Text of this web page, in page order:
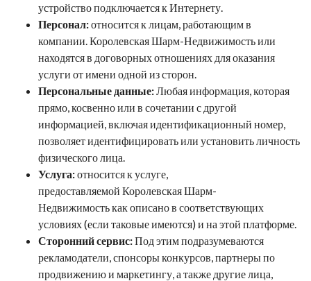
устройство подключается к Интернету.
Персонал:относится к лицам, работающим в
компании.Королевская Шарм-Недвижимостьили
находятся в договорных отношениях для оказания
услуги от имени одной из сторон.
Персональные данные:Любая информация, которая
прямо, косвенно или в сочетании с другой
информацией, включая идентификационный номер,
позволяет идентифицировать или установить личность
физического лица.
Услуга:относится к услуге,
предоставляемой Королевская Шарм-
Недвижимостькак описано в соответствующих
условиях (если таковые имеются) и на этой платформе.
Сторонний сервис:Под этим подразумеваются
рекламодатели, спонсоры конкурсов, партнеры по
продвижению и маркетингу, а также другие лица,